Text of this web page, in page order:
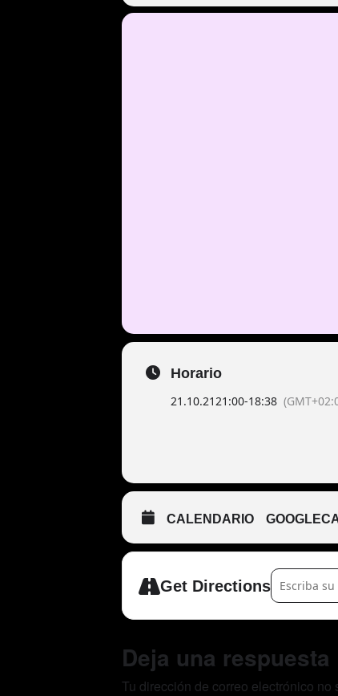
Horario
21.10.2121:00-18:38
CALENDARIO
Get Directions
Address -
Deja una respuesta
Tu dirección de correo electrónico no